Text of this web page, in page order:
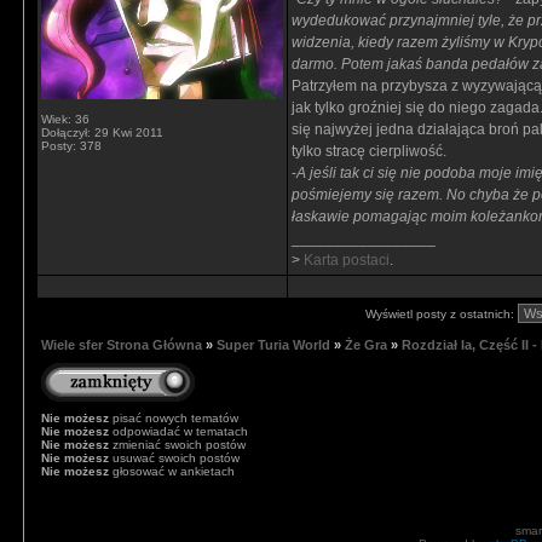
Wiek: 36
Dołączył: 29 Kwi 2011
Posty: 378
wydedukować przynajmniej tyle, że
widzenia, kiedy razem żyliśmy w
darmo. Potem jakaś banda pedałów
Patrzyłem na przybysza z
jak tylko groźniej się do niego
się najwyżej jedna działająca broń
tylko stracę cierpliwość.
-A jeśli tak ci się nie podoba moje
pośmiejemy się razem. No chyba że
łaskawie pomagając moim
> Karta postaci.
Wyświetl posty z ostatnich:
Wiele sfer Strona Główna » Super Turia World » Że Gra » Rozdział Ia, Część II
Nie możesz pisać nowych tematów
Nie możesz odpowiadać w tematach
Nie możesz zmieniać swoich postów
Nie możesz usuwać swoich postów
Nie możesz głosować w ankietach